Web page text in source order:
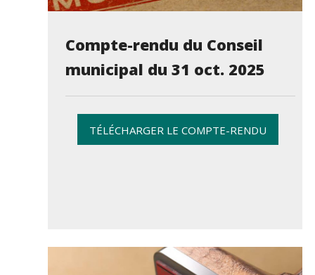
Compte-rendu du Conseil
municipal du 31 oct. 2025
TÉLÉCHARGER LE COMPTE-RENDU